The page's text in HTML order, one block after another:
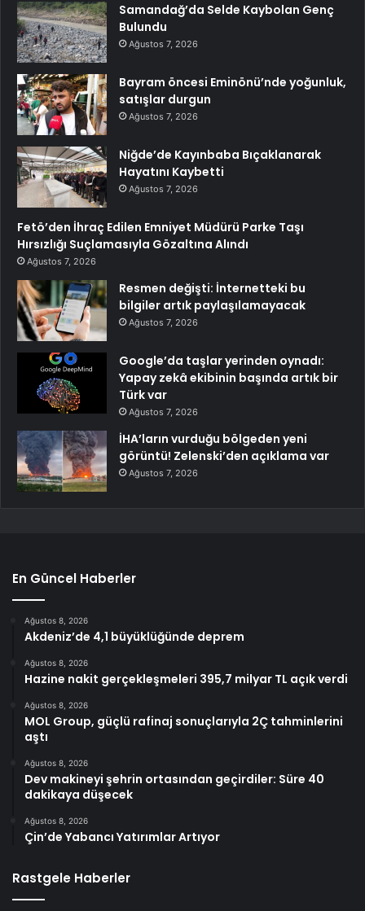
Samandağ’da Selde Kaybolan Genç
Bulundu
Ağustos 7, 2026
Bayram öncesi Eminönü’nde yoğunluk,
satışlar durgun
Ağustos 7, 2026
Niğde’de Kayınbaba Bıçaklanarak
Hayatını Kaybetti
Ağustos 7, 2026
Fetö’den İhraç Edilen Emniyet Müdürü Parke Taşı
Hırsızlığı Suçlamasıyla Gözaltına Alındı
Ağustos 7, 2026
Resmen değişti: İnternetteki bu
bilgiler artık paylaşılamayacak
Ağustos 7, 2026
Google’da taşlar yerinden oynadı:
Yapay zekâ ekibinin başında artık bir
Türk var
Ağustos 7, 2026
İHA’ların vurduğu bölgeden yeni
görüntü! Zelenski’den açıklama var
Ağustos 7, 2026
En Güncel Haberler
Ağustos 8, 2026
Akdeniz’de 4,1 büyüklüğünde deprem
Ağustos 8, 2026
Hazine nakit gerçekleşmeleri 395,7 milyar TL açık verdi
Ağustos 8, 2026
MOL Group, güçlü rafinaj sonuçlarıyla 2Ç tahminlerini
aştı
Ağustos 8, 2026
Dev makineyi şehrin ortasından geçirdiler: Süre 40
dakikaya düşecek
Ağustos 8, 2026
Çin’de Yabancı Yatırımlar Artıyor
Rastgele Haberler